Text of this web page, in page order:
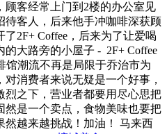
客经常上门到2楼的办公室见
待客人，后来他手冲咖啡深获顾
2F+ Coffee，后来为了让爱喝
大路旁的小屋子 - 2F+ Coffee
馆潮流不再是局限于乔治市为
消费者来说无疑是一个好事，
烈之下，营业者都要用尽心思把
然是一个卖点，食物美味也要把
然越来越挑战！加油！ 马来西